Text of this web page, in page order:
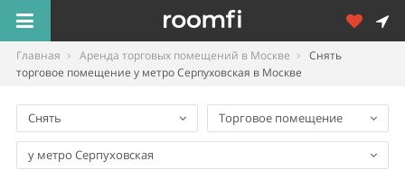
Главная Аренда торговых помещений в Москве
Снять
торговое помещение у метро Серпуховская в Москве
Снять Торговое помещение
у метро Серпуховская